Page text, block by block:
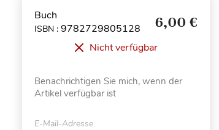
Buch
ISBN : 9782729805128 6,00 €
Nicht verfügbar
Benachrichtigen Sie mich, wenn der
Artikel verfügbar ist
E-Mail-Adresse